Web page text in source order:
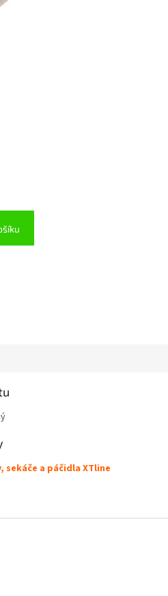
sekáče a páčidla XTline